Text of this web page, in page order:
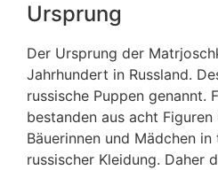
Ursprung
Der Ursprung der
Jahrhundert in Russland.
russische Puppen genannt.
bestanden aus acht
Bäuerinnen und Mädchen
russischer Kleidung. Daher